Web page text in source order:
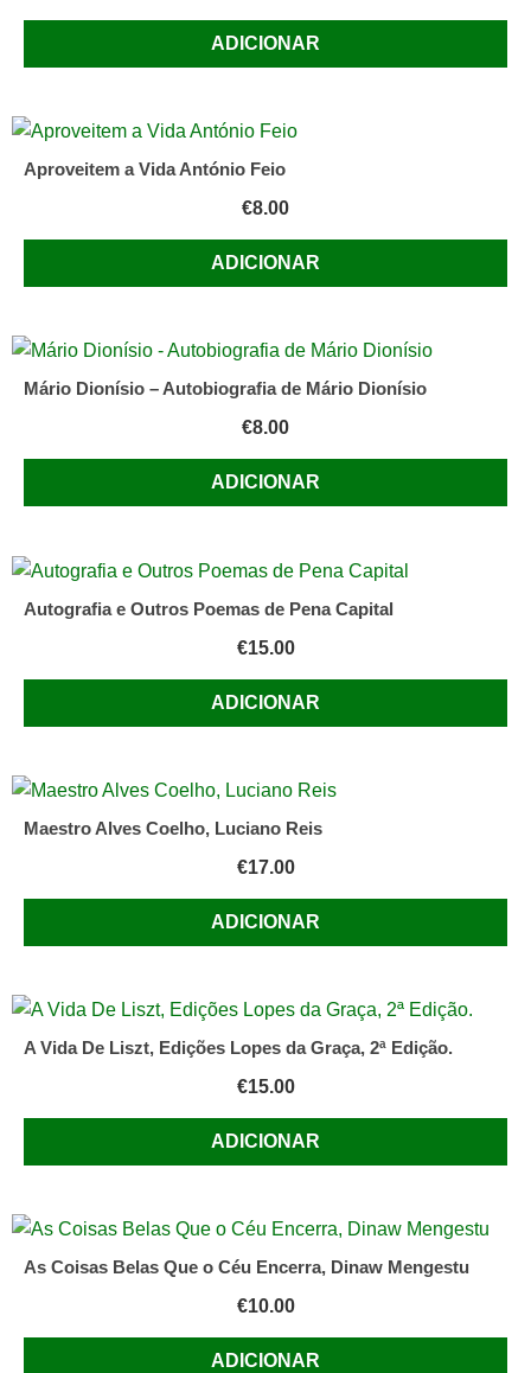
ADICIONAR
Aproveitem a Vida António Feio
€8.00
ADICIONAR
Mário Dionísio – Autobiografia de Mário Dionísio
€8.00
ADICIONAR
Autografia e Outros Poemas de Pena Capital
€15.00
ADICIONAR
Maestro Alves Coelho, Luciano Reis
€17.00
ADICIONAR
A Vida De Liszt, Edições Lopes da Graça, 2ª Edição.
€15.00
ADICIONAR
As Coisas Belas Que o Céu Encerra, Dinaw Mengestu
€10.00
ADICIONAR